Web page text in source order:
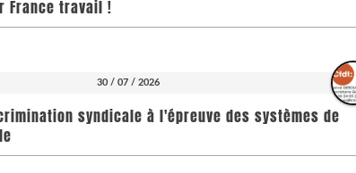
France travail !
30 / 07 / 2026
syndicale à l'épreuve des systèmes de